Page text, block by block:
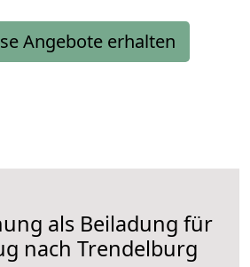
Angebote erhalten
als Beiladung für
nach Trendelburg